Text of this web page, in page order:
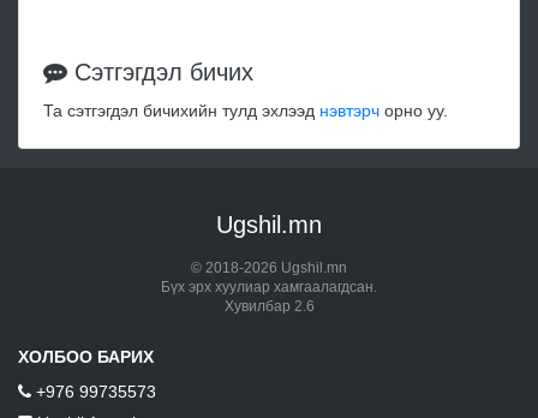
Сэтгэгдэл бичих
Та сэтгэгдэл бичихийн тулд эхлээд нэвтэрч орно уу.
Ugshil.mn
© 2018-2026 Ugshil.mn
Бүх эрх хуулиар хамгаалагдсан.
Хувилбар 2.6
ХОЛБОО БАРИХ
+976 99735573